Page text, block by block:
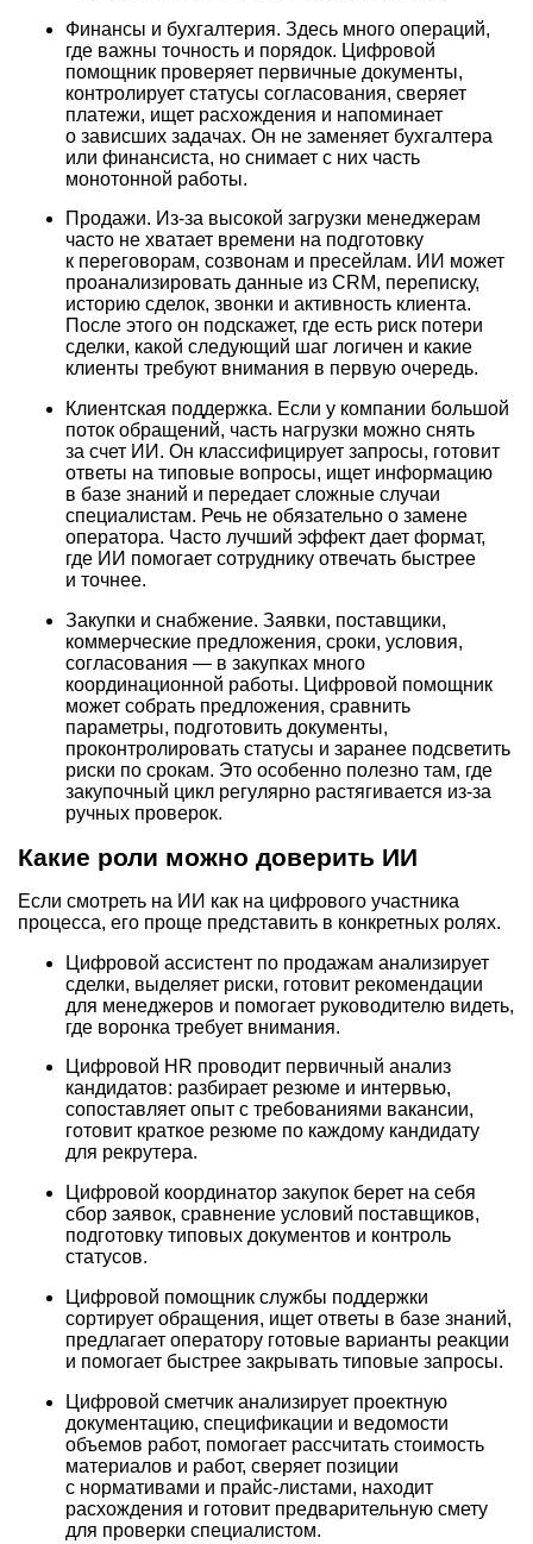
Финансы и бухгалтерия. Здесь много операций,
где важны точность и порядок. Цифровой
помощник проверяет первичные документы,
контролирует статусы согласования, сверяет
платежи, ищет расхождения и напоминает
о зависших задачах. Он не заменяет бухгалтера
или финансиста, но снимает с них часть
монотонной работы.
Продажи. Из-за высокой загрузки менеджерам
часто не хватает времени на подготовку
к переговорам, созвонам и пресейлам. ИИ может
проанализировать данные из CRM, переписку,
историю сделок, звонки и активность клиента.
После этого он подскажет, где есть риск потери
сделки, какой следующий шаг логичен и какие
клиенты требуют внимания в первую очередь.
Клиентская поддержка. Если у компании большой
поток обращений, часть нагрузки можно снять
за счет ИИ. Он классифицирует запросы, готовит
ответы на типовые вопросы, ищет информацию
в базе знаний и передает сложные случаи
специалистам. Речь не обязательно о замене
оператора. Часто лучший эффект дает формат,
где ИИ помогает сотруднику отвечать быстрее
и точнее.
Закупки и снабжение. Заявки, поставщики,
коммерческие предложения, сроки, условия,
согласования — в закупках много
координационной работы. Цифровой помощник
может собрать предложения, сравнить
параметры, подготовить документы,
проконтролировать статусы и заранее подсветить
риски по срокам. Это особенно полезно там, где
закупочный цикл регулярно растягивается из-за
ручных проверок.
Какие роли можно доверить ИИ
Если смотреть на ИИ как на цифрового участника
процесса, его проще представить в конкретных ролях.
Цифровой ассистент по продажам анализирует
сделки, выделяет риски, готовит рекомендации
для менеджеров и помогает руководителю видеть,
где воронка требует внимания.
Цифровой HR проводит первичный анализ
кандидатов: разбирает резюме и интервью,
сопоставляет опыт с требованиями вакансии,
готовит краткое резюме по каждому кандидату
для рекрутера.
Цифровой координатор закупок берет на себя
сбор заявок, сравнение условий поставщиков,
подготовку типовых документов и контроль
статусов.
Цифровой помощник службы поддержки
сортирует обращения, ищет ответы в базе знаний,
предлагает оператору готовые варианты реакции
и помогает быстрее закрывать типовые запросы.
Цифровой сметчик анализирует проектную
документацию, спецификации и ведомости
объемов работ, помогает рассчитать стоимость
материалов и работ, сверяет позиции
с нормативами и прайс-листами, находит
расхождения и готовит предварительную смету
для проверки специалистом.